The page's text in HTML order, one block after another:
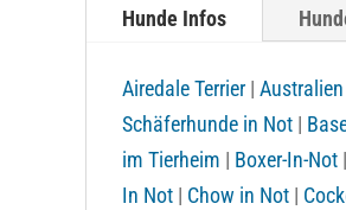
Hunde Infos
Airedale Terrier |
Schäferhunde in Not |
im Tierheim | Boxer-In-Not |
In Not | Chow in Not |